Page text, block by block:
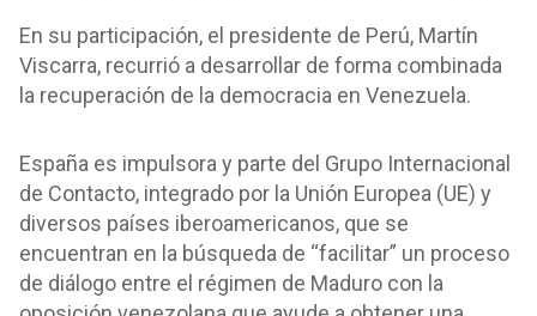
En su participación, el presidente de Perú, Martín
Viscarra, recurrió a desarrollar de forma combinada
la recuperación de la democracia en Venezuela.
España es impulsora y parte del Grupo Internacional
de Contacto, integrado por la Unión Europea (UE) y
diversos países iberoamericanos, que se
encuentran en la búsqueda de “facilitar” un proceso
de diálogo entre el régimen de Maduro con la